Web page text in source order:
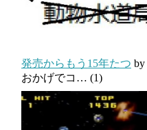
発売からもう15年たつ by
おかげでコ… (1)